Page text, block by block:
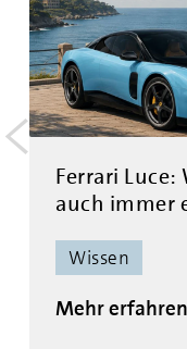
Ferrari Luce:
auch immer
Wissen
Mehr erfahren
<